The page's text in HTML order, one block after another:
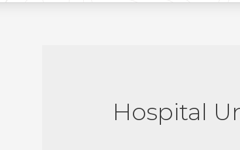
Hospital